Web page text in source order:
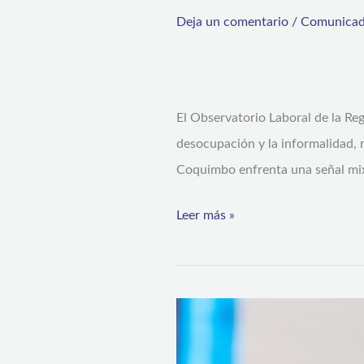
Deja un comentario /
El Observatorio Laboral de la
desocupación y la informalidad,
Coquimbo enfrenta una señal
Leer más »
Ministerio